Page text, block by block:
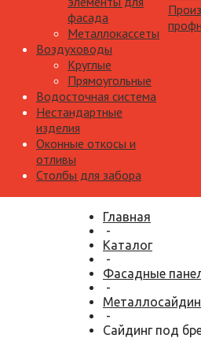
фасада
Металлокассеты
Воздуховоды
Круглые
Прямоугольные
Водосточная система
Нестандартные
изделия
Оконные откосы и
отливы
Столбы для забора
Главная
-
Каталог
-
Фасадные
-
-
Сайдинг под